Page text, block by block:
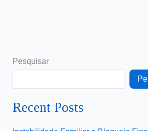
Pesquisar
Recent Posts